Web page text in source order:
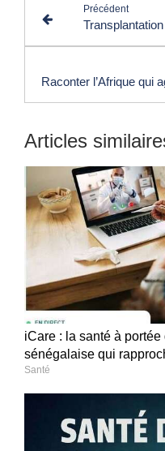
Précédent
Articles
iCare : la santé à
sénégalaise qui
Santé